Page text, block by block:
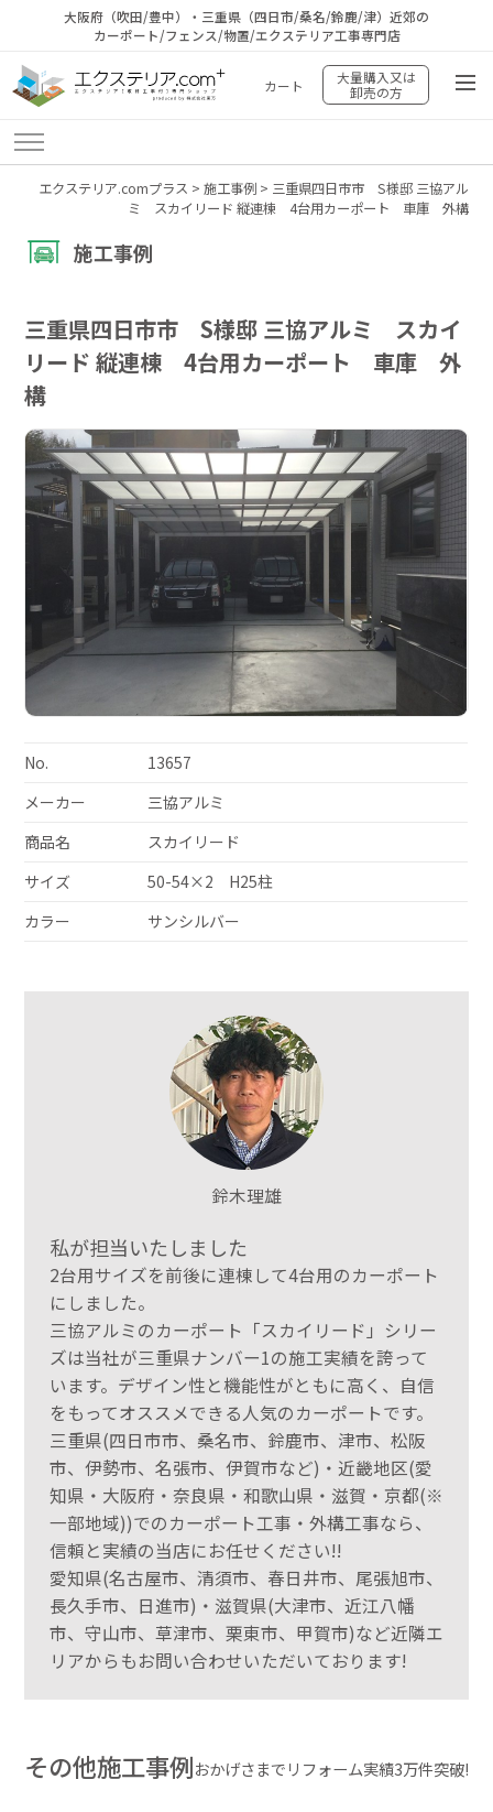
大阪府（吹田/豊中）・三重県（四日市/桑名/鈴鹿/津）近郊の
カーポート/フェンス/物置/エクステリア工事専門店
カート
大量購入又は
卸売の方
エクステリア.comプラス > 施工事例> 三重県四日市市 S様邸 三協アル
ミ スカイリード 縦連棟 4台用カーポート 車庫 外構
施工事例
三重県四日市市 S様邸 三協アルミ スカイ
リード 縦連棟 4台用カーポート 車庫 外
構
No.
13657
メーカー
三協アルミ
商品名
スカイリード
サイズ
50-54×2 H25柱
カラー
サンシルバー
鈴木理雄
私が担当いたしました
2台用サイズを前後に連棟して4台用のカーポート
にしました。
三協アルミのカーポート「スカイリード」シリー
ズは当社が三重県ナンバー1の施工実績を誇って
います。デザイン性と機能性がともに高く、自信
をもってオススメできる人気のカーポートです。
三重県(四日市市、桑名市、鈴鹿市、津市、松阪
市、伊勢市、名張市、伊賀市など)・近畿地区(愛
知県・大阪府・奈良県・和歌山県・滋賀・京都(※
一部地域))でのカーポート工事・外構工事なら、
信頼と実績の当店にお任せください!!
愛知県(名古屋市、清須市、春日井市、尾張旭市、
長久手市、日進市)・滋賀県(大津市、近江八幡
市、守山市、草津市、栗東市、甲賀市)など近隣エ
リアからもお問い合わせいただいております!
その他施工事例おかげさまでリフォーム実績3万件突破!